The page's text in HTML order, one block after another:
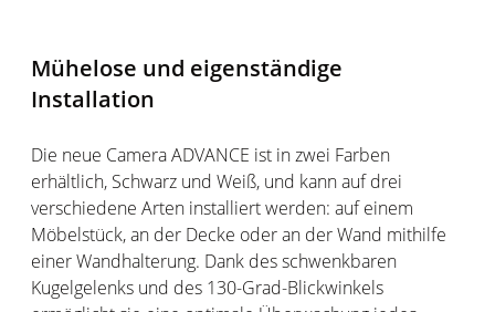
Mühelose und eigenständige
Installation
Die neue Camera ADVANCE ist in zwei Farben
erhältlich, Schwarz und Weiß, und kann auf drei
verschiedene Arten installiert werden: auf einem
Möbelstück, an der Decke oder an der Wand mithilfe
einer Wandhalterung. Dank des schwenkbaren
Kugelgelenks und des 130-Grad-Blickwinkels